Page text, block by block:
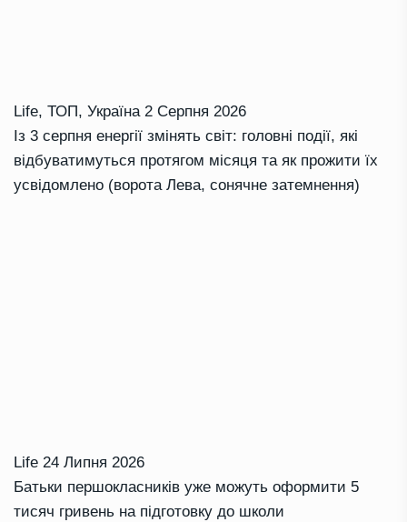
Life, ТОП, Україна 2 Серпня 2026
Із 3 серпня енергії змінять світ: головні події, які
відбуватимуться протягом місяця та як прожити їх
усвідомлено (ворота Лева, сонячне затемнення)
Life 24 Липня 2026
Батьки першокласників уже можуть оформити 5
тисяч гривень на підготовку до школи